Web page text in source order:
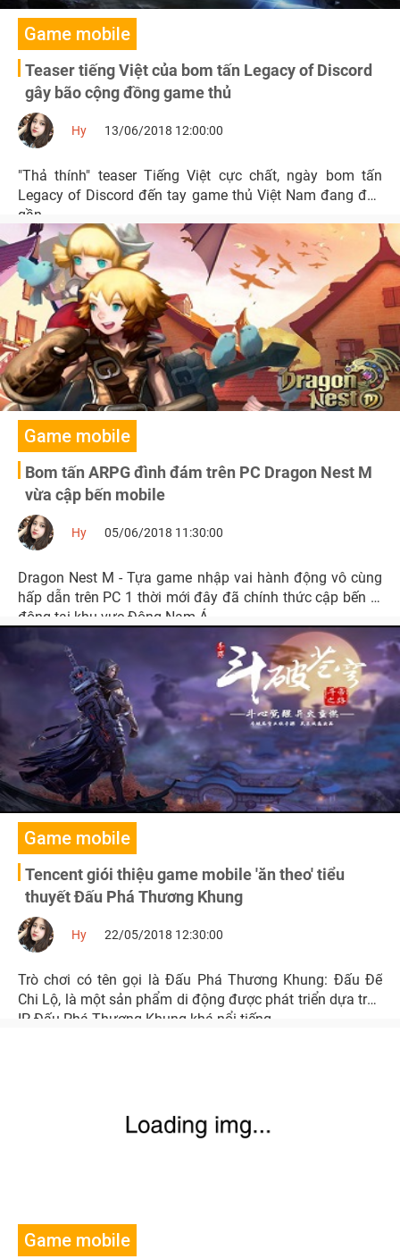
Game mobile
Teaser tiếng Việt của bom tấn Legacy of Discord
gây bão cộng đồng game thủ
Hy 13/06/2018 12:00:00
"Thả thính" teaser Tiếng Việt cực chất, ngày bom tấn
Legacy of Discord đến tay game thủ Việt Nam đang đến
gần.
Game mobile
Bom tấn ARPG đình đám trên PC Dragon Nest M
vừa cập bến mobile
Hy 05/06/2018 11:30:00
Dragon Nest M - Tựa game nhập vai hành động vô cùng
hấp dẫn trên PC 1 thời mới đây đã chính thức cập bến di
động tại khu vực Đông Nam Á.
Game mobile
Tencent giói thiệu game mobile 'ăn theo' tiểu
thuyết Đấu Phá Thương Khung
Hy 22/05/2018 12:30:00
Trò chơi có tên gọi là Đấu Phá Thương Khung: Đấu Đế
Chi Lộ, là một sản phẩm di động được phát triển dựa trên
IP Đấu Phá Thương Khung khá nổi tiếng.
Game mobile